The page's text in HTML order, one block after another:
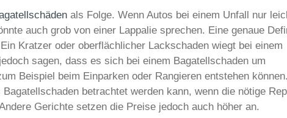
als Folge. Wenn Autos bei einem Unfall nur
auch grob von einer Lappalie sprechen. Eine genaue
Kratzer oder oberflächlicher Lackschaden wiegt bei einem
sagen, dass es sich bei einem Bagatellschaden um
Beispiel beim Einparken oder Rangieren entstehen
betrachtet werden kann, wenn die nötige
Gerichte setzen die Preise jedoch auch höher an.